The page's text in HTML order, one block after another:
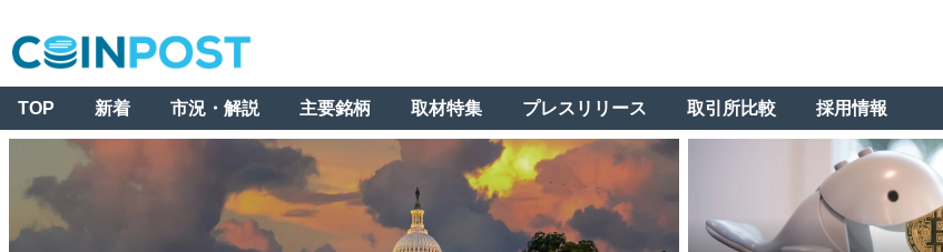
TOP 新着 市況・解説 主要銘柄 取材特集 プレスリリース 取引所比較 採用情報